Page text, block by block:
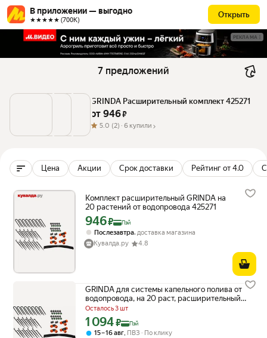
В приложении — выгодно
★★★★★ (700К)
Открыть
РЕКЛАМА
7 предложений
GRINDA Расширительный комплект 425271
от 946 ₽
5.0 (2) · 6 купили
Цена Акции Срок доставки Рейтинг от 4.0
Комплект расширительный GRINDA на
20 растений от водопровода 425271
Цена с картой Яндекс Пэй 946 ₽ вместо
946₽ Пэй
Послезавтра, доставка магазина
Кувалда.ру
4.8
GRINDA для системы капельного полива от
водопровода, на 20 раст, расширительный
комплект (425271)
Осталось 3 шт
Цена с картой Яндекс Пэй 1094 ₽ вместо
1 094₽ Пэй
15 – 16 авг, ПВЗ
По клику